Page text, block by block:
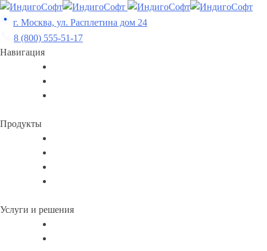
Skip
to
content
г. Москва, ул. Расплетина дом 24
8 (800) 555-51-17
Навигация
Продукты
Услуги и решения